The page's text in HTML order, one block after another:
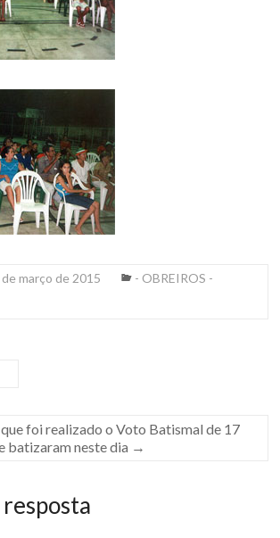
março de 2015
- OBREIROS -
foi realizado o Voto Batismal de 17
batizaram neste dia →